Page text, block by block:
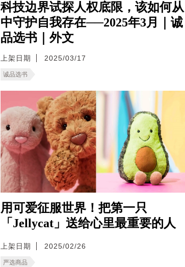
科技边界试探人权底限，该如何从
中守护自我存在──2025年3月｜诚
品选书｜外文
上架日期 2025/03/17
诚品选书
用可爱征服世界！把第一只
「Jellycat」送给心里最重要的人
上架日期 2025/02/26
严选商品